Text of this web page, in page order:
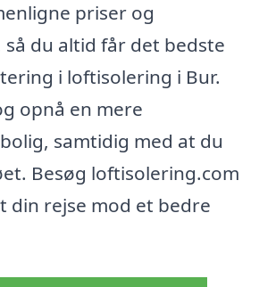
priser og
så du altid får det bedste
i loftisolering i Bur.
opnå en mere
samtidig med at du
Besøg loftisolering.com
din rejse mod et bedre